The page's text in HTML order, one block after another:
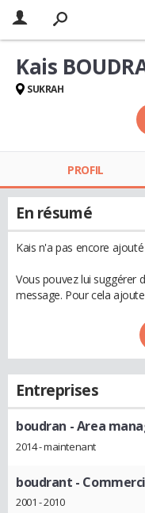
Kais
SUKRAH
PROFIL
En résumé
Kais n'a pas encore
Vous pouvez lui suggérer
message. Pour cela
Entreprises
boudran - Area
2014 - maintenant
boudrant -
2001 - 2010